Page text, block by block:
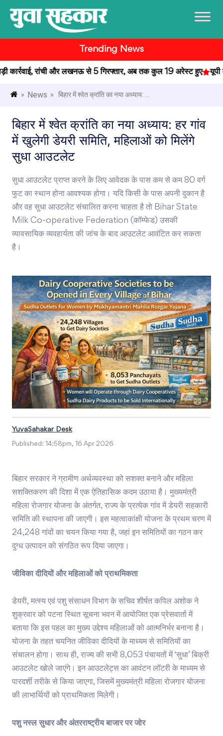
Trending News
रांची और लखनऊ से 5 गिरफ्तार, अब तक कुल 19 अरेस्ट हुए यूपी के
» News » बिहार में श्वेत क्रांति का नया अध्याय: ...
बिहार में श्वेत क्रांति का नया अध्याय: हर गांव
में खुलेगी डेयरी समिति, महिलाओं को मिलेंगे
सुधा आउटलेट
सुधा आउटलेट प्राप्त करने के लिए आवेदक के पास कम से कम 80 वर्ग
फुट का स्थान होना आवश्यक होगा। यदि किसी के पास अपनी दुकान है
और वह सुधा आउटलेट संचालित करना चाहता है तो Bihar State
Milk Co-operative Federation (कॉम्फेड) उसकी
व्यावसायिक व्यवहार्यता की जांच के बाद आउटलेट आवंटित कर सकता
है।
YuvaSahakar Desk
Published: 14:58pm, 16 Apr 2026
बिहार सरकार ने ग्रामीण अर्थव्यवस्था को सशक्त बनाने और महिला
सशक्तिकरण की दिशा में एक ऐतिहासिक कदम उठाया है। मुख्यमंत्री
महिला रोजगार योजना के अंतर्गत, राज्य के प्रत्येक गांव में डेयरी सहकारी
समिति की स्थापना की जाएगी। इस महत्वाकांक्षी योजना के प्रथम चरण में
24,248 गांवों का चयन किया गया है, जहां इन समितियों का गठन कर
दुग्ध उत्पादन को संगठित रूप दिया जाएगा।
जीविका दीदियों और महिलाओं को प्राथमिकता
डेयरी, मत्स्य एवं पशु संसाधन विभाग के सचिव शीर्षत कपिल अशोक ने
शुक्रवार को पटना स्थित सूचना भवन में आयोजित एक प्रेसवार्ता में
बताया कि इस पहल का मुख्य उद्देश्य महिलाओं को आत्मनिर्भर बनाना है।
योजना के तहत चयनित जीविका दीदियों के माध्यम से समितियों का
संचालन होगा। साथ ही, राज्य की सभी 8,053 पंचायतों में ‘सुधा’ बिक्री
आउटलेट खोले जाएंगे। इन आउटलेट्स का आवंटन लॉटरी के माध्यम से
पारदर्शी तरीके से किया जाएगा, जिसमें मुख्यमंत्री महिला रोजगार योजना
की लाभार्थियों को प्राथमिकता मिलेगी।
पशु नस्ल सुधार और अंतरराष्ट्रीय बाजार पर जोर